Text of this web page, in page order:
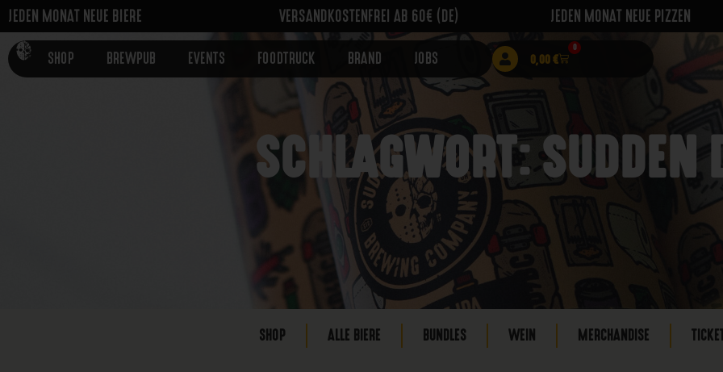
JEDEN MONAT NEUE BIERE VERSANDKOSTENFREI AB 60€ (DE) JEDEN MONAT NEUE PIZZEN
SHOP BREWPUB EVENTS FOODTRUCK BRAND JOBS 0,00€
0
SCHLAGWORT: SUDDEN
SHOP ALLE BIERE BUNDLES WEIN MERCHANDISE